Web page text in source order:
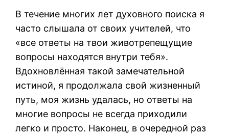
В течение многих лет духовного поиска я
часто слышала от своих учителей, что
«все ответы на твои животрепещущие
вопросы находятся внутри тебя».
Вдохновлённая такой замечательной
истиной, я продолжала свой жизненный
путь, моя жизнь удалась, но ответы на
многие вопросы не всегда приходили
легко и просто. Наконец, в очередной раз